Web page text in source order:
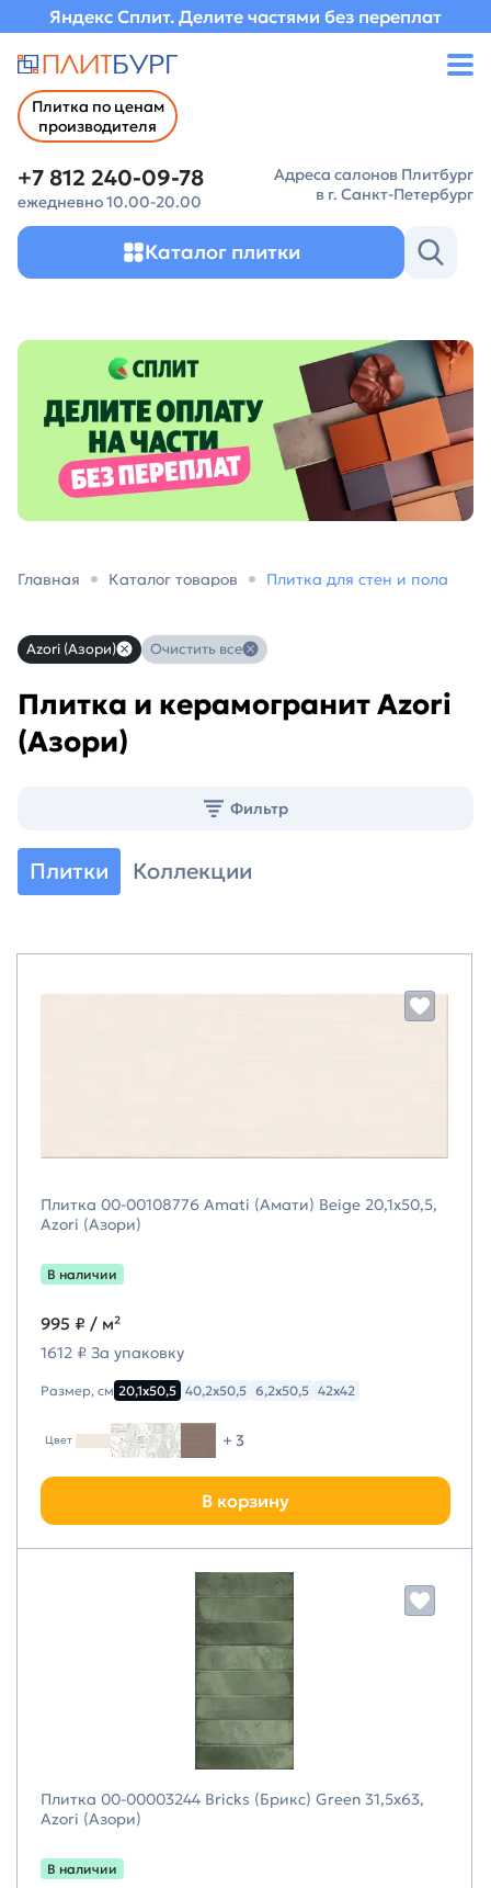
Яндекс Сплит. Делите частями без переплат
Плитка по ценам
производителя
+7 812 240-09-78
ежедневно 10.00-20.00
Адреса салонов Плитбург
в г. Санкт-Петербург
Каталог плитки
Главная Каталог товаров Плитка для стен и пола
Azori (Азори) Очистить все
Плитка и керамогранит Azori
(Азори)
Фильтр
Плитки Коллекции
Плитка 00-00108776 Amati (Амати) Beige 20,1х50,5,
Azori (Азори)
В наличии
995 ₽ / м²
1612 ₽ За упаковку
Размер, см 20,1х50,5 40,2х50,5 6,2х50,5 42х42
Цвет + 3
В корзину
Плитка 00-00003244 Bricks (Брикс) Green 31,5х63,
Azori (Азори)
В наличии